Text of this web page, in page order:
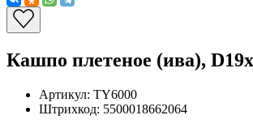
Кашпо плетеное (ива),
Артикул: TY6000
Штрихкод: 5500018662064